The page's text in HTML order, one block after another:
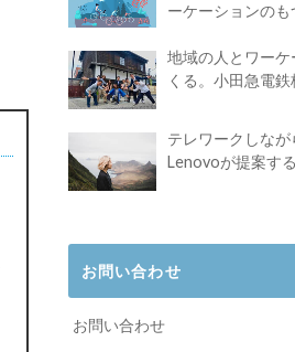
ーケーションの
地域の人とワー
くる。小田急電
テレワークしなが
Lenovoが提案す
お問い合わせ
お問い合わせ